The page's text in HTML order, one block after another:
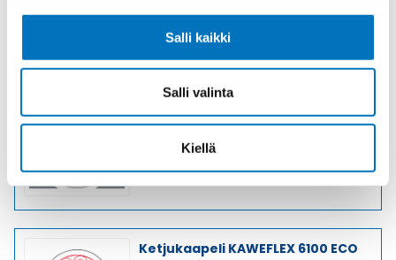
Salli kaikki
Salli valinta
Kiellä
SK-PVC UL/CSA 5G1,5 (AWG16)
Ketjukaapeli KAWEFLEX 6100 ECO
SK-PVC UL/CSA 7G1,5 (AWG16)
Ketjukaapeli KAWEFLEX 6100 ECO